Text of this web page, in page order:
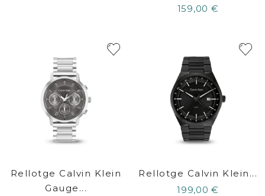
159,00 €
Rellotge Calvin Klein
Gauge...
Rellotge Calvin Klein...
199,00 €